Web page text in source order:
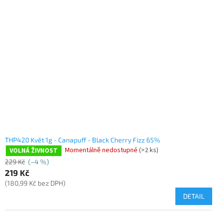
THP420 Květ 1g - Canapuff - Black Cherry Fizz 65%
VOLNÁ ŽIVNOST Momentálně nedostupné (>2 ks)
229 Kč (–4 %)
219 Kč
(180,99 Kč bez DPH)
DETAIL